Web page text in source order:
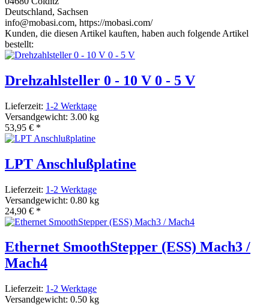
Deutschland, Sachsen
info@mobasi.com, https://mobasi.com/
Kunden, die diesen Artikel kauften, haben auch folgende Artikel
bestellt:
Drehzahlsteller 0 - 10 V 0 - 5 V
Lieferzeit: 1-2 Werktage
Versandgewicht: 3.00 kg
53,95 € *
LPT Anschlußplatine
Lieferzeit: 1-2 Werktage
Versandgewicht: 0.80 kg
24,90 € *
Ethernet SmoothStepper (ESS) Mach3 /
Mach4
Lieferzeit: 1-2 Werktage
Versandgewicht: 0.50 kg